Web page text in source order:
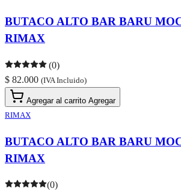
BUTACO ALTO BAR BARU
RIMAX
(0)
$ 82.000 (IVA Incluido)
Agregar al carrito Agregar
RIMAX
BUTACO ALTO BAR BARU
RIMAX
(0)